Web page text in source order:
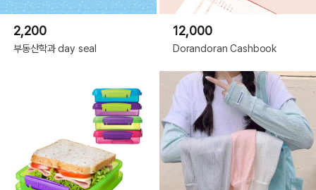
2,200
부동산학과 day seal
12,000
Dorandoran Cashbook